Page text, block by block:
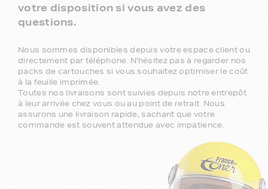
votre disposition si vous avez des
questions.
Nous sommes disponibles depuis votre espace client ou
directement par téléphone. N'hésitez pas à regarder nos
packs de cartouches si vous souhaitez optimiser le coût
à la feuille imprimée.
Toutes nos livraisons sont suivies depuis notre entrepôt
à leur arrivée chez vous ou au point de retrait. Nous
assurons une livraison rapide, sachant que votre
commande est souvent attendue avec impatience.